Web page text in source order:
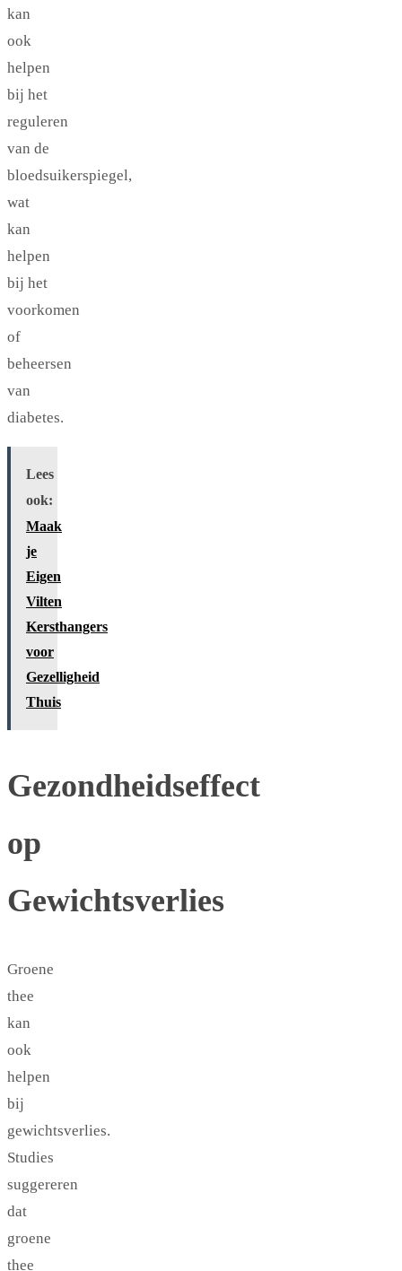
kan
ook
helpen
bij het
reguleren
van de
bloedsuikerspiegel,
wat
kan
helpen
bij het
voorkomen
of
beheersen
van
diabetes.
Lees
ook:
Maak
je
Eigen
Vilten
Kersthangers
voor
Gezelligheid
Thuis
Gezondheidseffect
op
Gewichtsverlies
Groene
thee
kan
ook
helpen
bij
gewichtsverlies.
Studies
suggereren
dat
groene
thee